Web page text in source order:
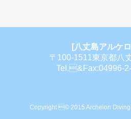
[八丈島アルケ
〒100-1511東京都八
Tel.&Fax:04996-
Copyright © 2015 Archelon Diving